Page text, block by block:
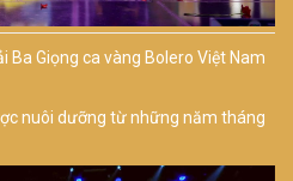
Ba Giọng ca vàng Bolero Việt Nam
nuôi dưỡng từ những năm tháng